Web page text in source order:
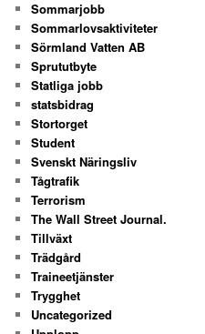
Sommarjobb
Sommarlovsaktiviteter
Sörmland Vatten AB
Sprututbyte
Statliga jobb
statsbidrag
Stortorget
Student
Svenskt Näringsliv
Tågtrafik
Terrorism
The Wall Street Journal.
Tillväxt
Trädgård
Traineetjänster
Trygghet
Uncategorized